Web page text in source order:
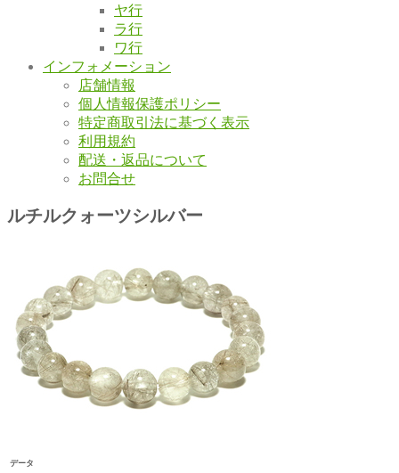
ヤ行
ラ行
ワ行
インフォメーション
店舗情報
個人情報保護ポリシー
特定商取引法に基づく表示
利用規約
配送・返品について
お問合せ
ルチルクォーツシルバー
データ